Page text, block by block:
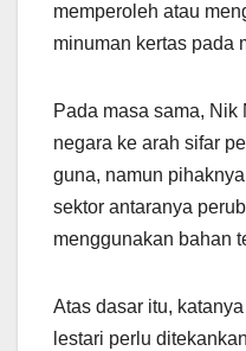
memperoleh atau
minuman kertas pada
Pada masa sama,
negara ke arah sifar
guna, namun
sektor antaranya
menggunakan bahan
Atas dasar itu,
lestari perlu